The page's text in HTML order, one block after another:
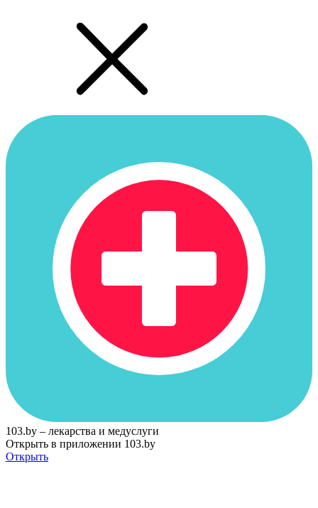
103.by – лекарства и медуслуги
Открыть в приложении 103.by
Открыть